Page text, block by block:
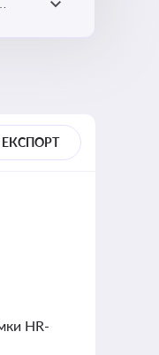
ЕКСПОРТ
HR-